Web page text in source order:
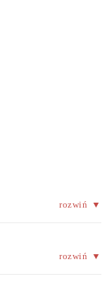
rozwiń ▼
rozwiń ▼